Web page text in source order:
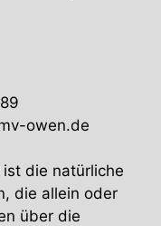
owen.de
die natür­liche
die allein oder
über die